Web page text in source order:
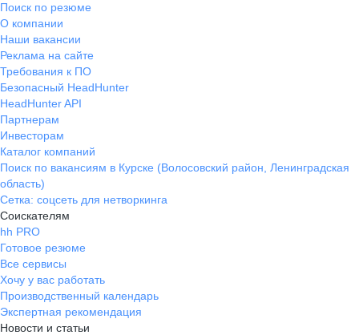
Поиск по резюме
О компании
Наши вакансии
Реклама на сайте
Требования к ПО
Безопасный HeadHunter
HeadHunter API
Партнерам
Инвесторам
Каталог компаний
Поиск по вакансиям в Курске (Волосовский район, Ленинградская
область)
Сетка: соцсеть для нетворкинга
Соискателям
hh PRO
Готовое резюме
Все сервисы
Хочу у вас работать
Производственный календарь
Экспертная рекомендация
Новости и статьи